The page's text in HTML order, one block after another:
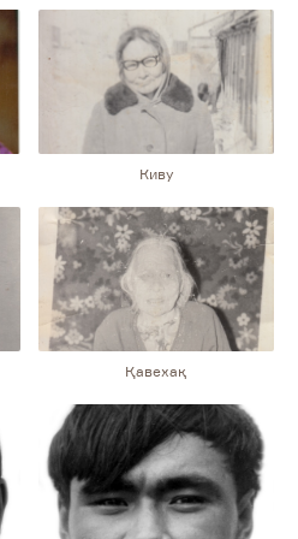
Валентина
Киву
Қавехақ